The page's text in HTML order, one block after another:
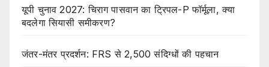
यूपी चुनाव 2027: चिराग पासवान का ट्रिपल-P फॉर्मूला, क्या
बदलेगा सियासी समीकरण?
जंतर-मंतर प्रदर्शन: FRS से 2,500 संदिग्धों की पहचान